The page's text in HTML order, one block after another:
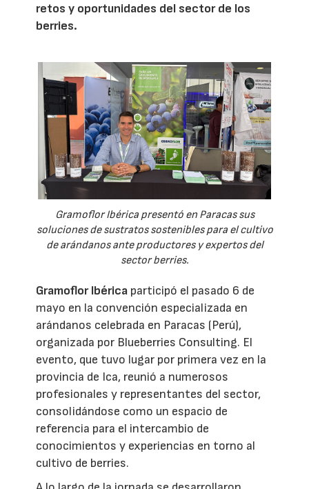
retos y oportunidades del sector de los
berries.
Gramoflor Ibérica presentó en Paracas sus
soluciones de sustratos sostenibles para el cultivo
de arándanos ante productores y expertos del
sector berries.
Gramoflor Ibérica participó el pasado 6 de
mayo en la convención especializada en
arándanos celebrada en Paracas (Perú),
organizada por Blueberries Consulting. El
evento, que tuvo lugar por primera vez en la
provincia de Ica, reunió a numerosos
profesionales y representantes del sector,
consolidándose como un espacio de
referencia para el intercambio de
conocimientos y experiencias en torno al
cultivo de berries.